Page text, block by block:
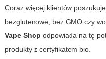
Coraz więcej klientów poszukuje
bezglutenowe, bez GMO czy
Vape Shop odpowiada na tę
produkty z certyfikatem bio.